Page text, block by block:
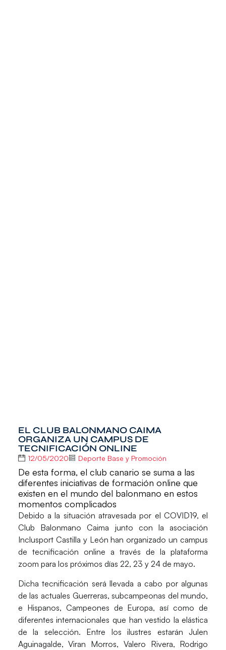
EL CLUB BALONMANO CAIMA
ORGANIZA UN CAMPUS DE
TECNIFICACIÓN ONLINE
12/05/2020 Deporte Base y Promoción
De esta forma, el club canario se suma a las
diferentes iniciativas de formación online que
existen en el mundo del balonmano en estos
momentos complicados
Debido a la situación atravesada por el COVID19, el
Club Balonmano Caima junto con la asociación
Inclusport Castilla y León han organizado un campus
de tecnificación online a través de la plataforma
zoom para los próximos días 22, 23 y 24 de mayo.
Dicha tecnificación será llevada a cabo por algunas
de las actuales Guerreras, subcampeonas del mundo,
e Hispanos, Campeones de Europa, así como de
diferentes internacionales que han vestido la elástica
de la selección. Entre los ilustres estaránJulen
Aguinagalde, Viran Morros, Valero Rivera, Rodrigo